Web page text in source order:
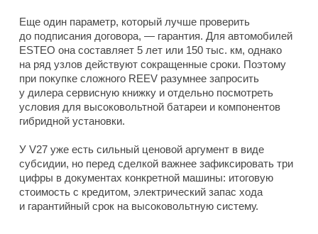
Еще один параметр, который лучше проверить
до подписания договора, — гарантия. Для автомобилей
ESTEO она составляет 5 лет или 150 тыс. км, однако
на ряд узлов действуют сокращенные сроки. Поэтому
при покупке сложного REEV разумнее запросить
у дилера сервисную книжку и отдельно посмотреть
условия для высоковольтной батареи и компонентов
гибридной установки.
У V27 уже есть сильный ценовой аргумент в виде
субсидии, но перед сделкой важнее зафиксировать три
цифры в документах конкретной машины: итоговую
стоимость с кредитом, электрический запас хода
и гарантийный срок на высоковольтную систему.